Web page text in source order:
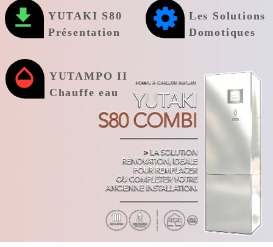
YUTAMPO II
Chauffe eau
Les Solutions
Domotiques
YUTAKI S80
Présentation